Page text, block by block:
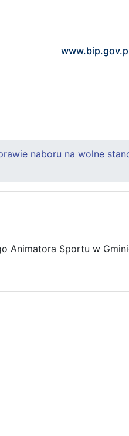
naboru na wolne
Animatora Sportu w